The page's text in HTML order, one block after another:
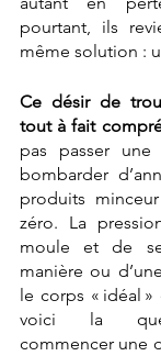
pourtant, ils
même solution :
Ce désir de
tout à fait
pas passer
bombarder
produits
zéro. La
moule et de se
manière ou
le corps « idéal
voici la
commencer une